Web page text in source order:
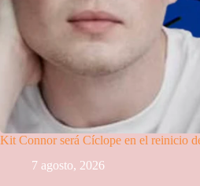
Kit Connor será Cíclope en el reinicio
7 agosto, 2026